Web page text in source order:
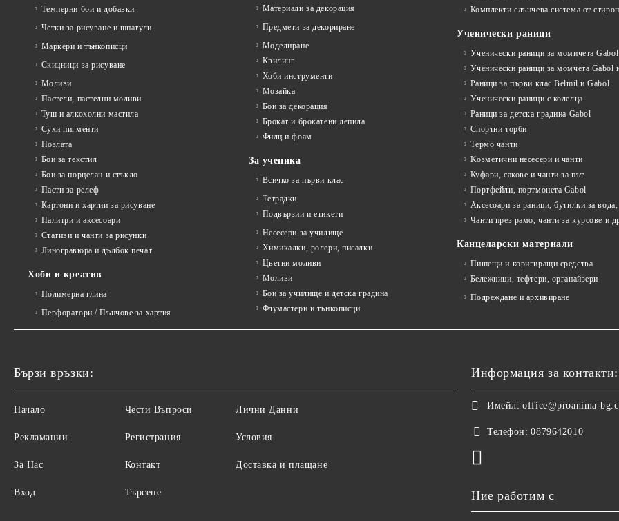
Темперни бои и добавки
Четки за рисуване и шпатули
Маркери и тънкописци
Скицници за рисуване
Моливи
Пастели, пастелни моливи
Туш и алкохолни мастила
Сухи пигменти
Позлата
Бои за текстил
Бои за порцелан и стъкло
Пасти за релеф
Картони и хартии за рисуване
Палитри и аксесоари
Стативи и чанти за рисунки
Линогравюра и дълбок печат
Хоби и креатив
Полимерна глина
Перфоратори / Пънчове за хартия
Материали за декорация
Предмети за декориране
Моделиране
Квилинг
Хоби инструменти
Мозайка
Бои за декорация
Брокат и брокатени лепила
Филц и фоам
За ученика
Всичко за първи клас
Тетрадки
Подвързии и етикети
Несесери за училище
Химикалки, ролери, писалки
Цветни моливи
Моливи
Бои за училище и детска градина
Флумастери и тънкописци
Комплекти слънчева система от
Ученически раници
Ученически раници за момичета
Ученически раници за момчета Gabol
Раници за първи клас Belmil и Gabol
Ученически раници с колелца
Раници за детска градина Gabol
Спортни торби
Термо чанти
Kозметични несесери и чанти
Куфари, сакове и чанти за път
Портфейли, портмонета Gabol
Аксесоари за раници, бутилки за
Чанти през рамо, чанти за курсове и
Канцеларски материали
Пишещи и коригиращи средства
Бележници, тефтери, органайзери
Подреждане и архивиране
Бързи връзки:
Начало
Рекламации
За Нас
Вход
Чести Въпроси
Регистрация
Контакт
Търсене
Лични Данни
Условия
Доставка и плащане
Информация за контакти:
Имейл: office@proanima-
Телефон: 0879642010
Ние работим с